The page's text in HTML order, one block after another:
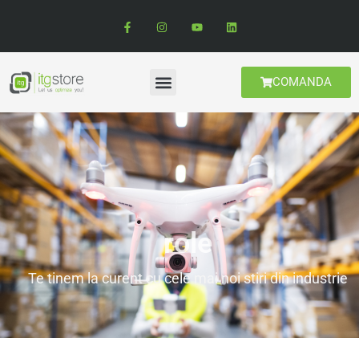
COMANDA
role
Te tinem la curent cu cele mai noi stiri din industrie